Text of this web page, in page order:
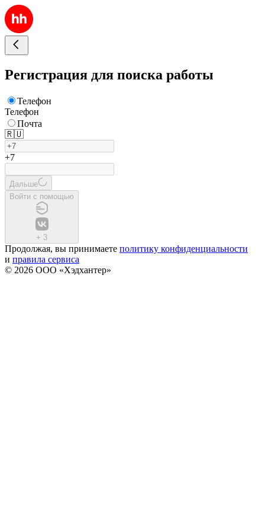
Регистрация для поиска работы
Телефон
Телефон
Почта
🇷🇺
+7
Дальше
Войти с помощью
+ 3
Продолжая, вы принимаете политику конфиденциальности
и правила сервиса
© 2026 ООО «Хэдхантер»